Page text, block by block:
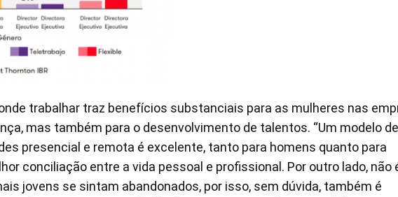
trabalhar traz benefícios substanciais para as mulheres nas
mas também para o desenvolvimento de talentos. “Um modelo de
presencial e remota é excelente, tanto para homens quanto para
conciliação entre a vida pessoal e profissional. Por outro lado, não
jovens se sintam abandonados, por isso, sem dúvida, também é